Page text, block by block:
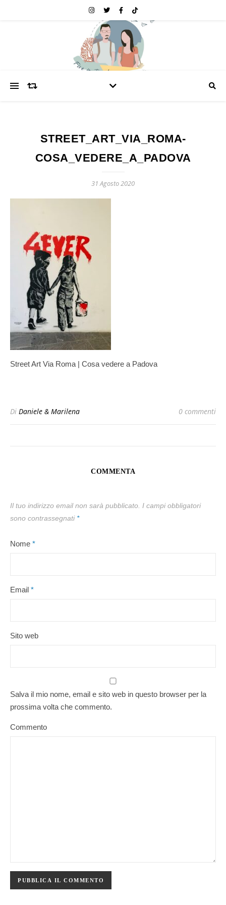
STREET_ART_VIA_ROMA-
COSA_VEDERE_A_PADOVA
31 Agosto 2020
Street Art Via Roma | Cosa vedere a Padova
Di Daniele & Marilena 0 commenti
COMMENTA
Il tuo indirizzo email non sarà pubblicato. I campi obbligatori
sono contrassegnati *
Nome *
Email *
Sito web
Salva il mio nome, email e sito web in questo browser per la
prossima volta che commento.
Commento